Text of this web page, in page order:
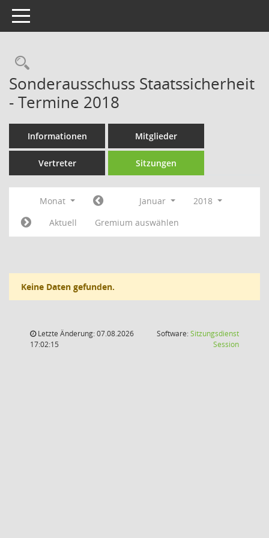
Toggle navigation
Rechercheauswahl
Sonderausschuss Staatssicherheit
- Termine 2018
Informationen Mitglieder
Vertreter Sitzungen
Monat Januar
2018
Aktuell
Gremium auswählen
Keine Daten gefunden.
Letzte Änderung: 07.08.2026
17:02:15
Software:Sitzungsdienst
Session(Wird in